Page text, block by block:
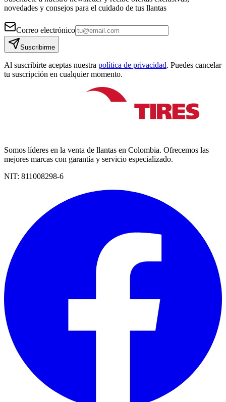
novedades y consejos para el cuidado de tus llantas
Correo electrónico
Suscribirme
Al suscribirte aceptas nuestra política de privacidad. Puedes cancelar
tu suscripción en cualquier momento.
Somos líderes en la venta de llantas en Colombia. Ofrecemos las
mejores marcas con garantía y servicio especializado.
NIT: 811008298-6